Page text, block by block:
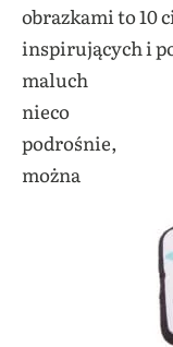
obrazkami to 10
inspirujących i
maluch
nieco
podrośnie,
można